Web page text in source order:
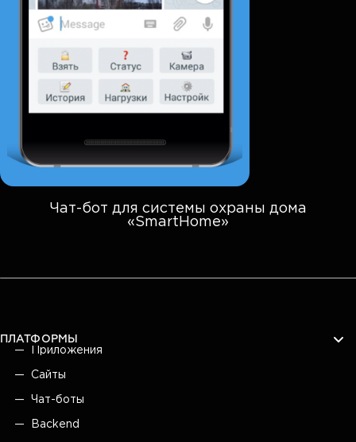
Чат-бот для системы охраны дома
«SmartHome»
ПЛАТФОРМЫ
Приложения
Сайты
Чат-боты
Backend